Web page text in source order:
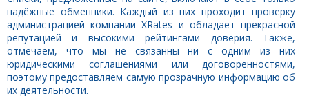
надёжные обменники. Каждый из них проходит проверку
администрацией компании XRates и обладает прекрасной
репутацией и высокими рейтингами доверия. Также,
отмечаем, что мы не связанны ни с одним из них
юридическими соглашениями или договорённостями,
поэтому предоставляем самую прозрачную информацию об
их деятельности.